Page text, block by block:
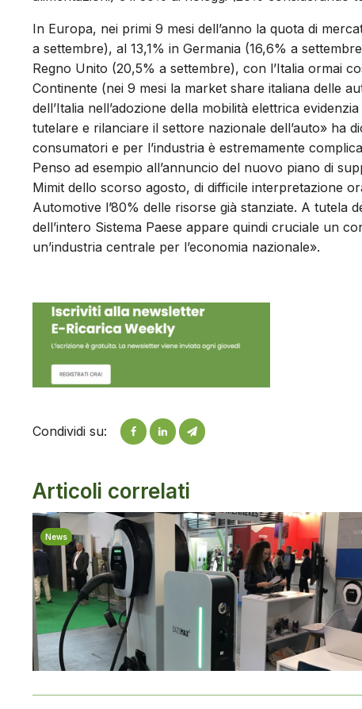
In Europa, nei primi 9 mesi dell’anno la quota di
a settembre), al 13,1% in Germania (16,6% a
Regno Unito (20,5% a settembre), con l’Italia ormai
Continente (nei 9 mesi la market share italiana delle
dell’Italia nell’adozione della mobilità elettrica
tutelare e rilanciare il settore nazionale dell’auto» ha
consumatori e per l’industria è estremamente
Penso ad esempio all’annuncio del nuovo piano di
Mimit dello scorso agosto, di difficile interpretazione
Automotive l’80% delle risorse già stanziate. A tutela
dell’intero Sistema Paese appare quindi cruciale un
un’industria centrale per l’economia nazionale».
Condividi su:
Articoli correlati
News